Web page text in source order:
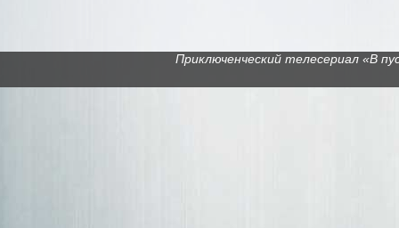
Приключенческий телесериал «В